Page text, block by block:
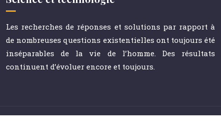
Les recherches de réponses et solutions par rapport à
de nombreuses questions existentielles ont toujours été
inséparables de la vie de l’homme. Des résultats
continuent d’évoluer encore et toujours.